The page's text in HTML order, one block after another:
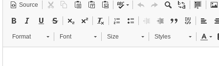
Source
Format Font Size Styles